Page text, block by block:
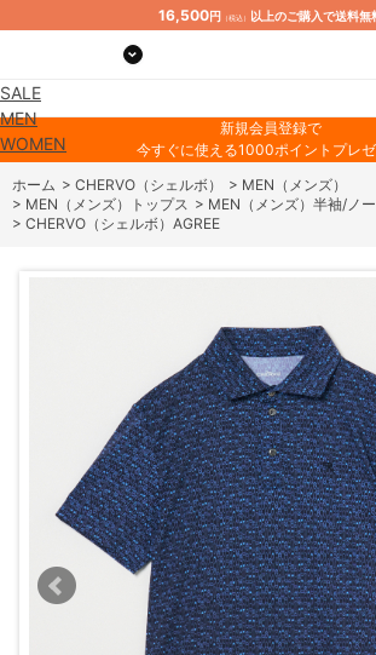
16,500円 （税込） 以上のご購入で送料無
SALE
MEN
WOMEN
新規会員登録で
今すぐに使える1000ポイントプレゼ
ホーム > CHERVO（シェルボ） > MEN（メンズ）
> MEN（メンズ）トップス > MEN（メンズ）半袖/ノ
> CHERVO（シェルボ）AGREE